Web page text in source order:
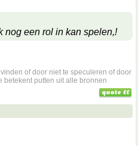
nog een rol in kan spelen,!
of door niet te speculeren of door
betekent putten uit alle bronnen